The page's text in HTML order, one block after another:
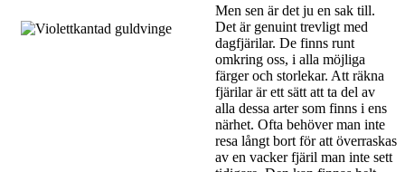
Men sen är det ju en sak till.
Det är genuint trevligt med
dagfjärilar. De finns runt
omkring oss, i alla möjliga
färger och storlekar. Att räkna
fjärilar är ett sätt att ta del av
alla dessa arter som finns i ens
närhet. Ofta behöver man inte
resa långt bort för att överraskas
av en vacker fjäril man inte sett